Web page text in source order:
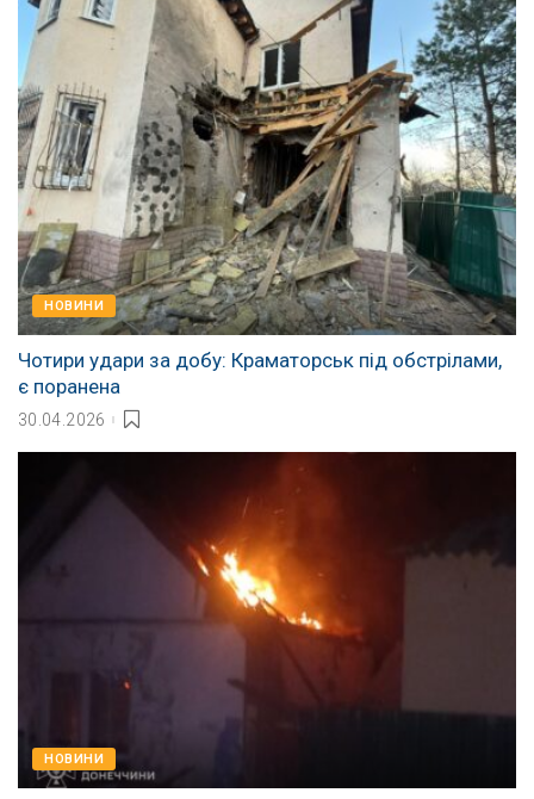
НОВИНИ
Чотири удари за добу: Краматорськ під обстрілами,
є поранена
30.04.2026
НОВИНИ